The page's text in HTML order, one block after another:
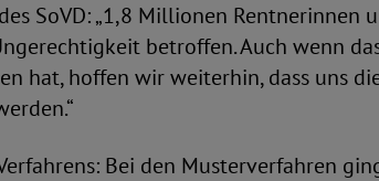
SoVD: „1,8 Millionen Rentnerinnen
betroffen. Auch wenn
hat, hoffen wir weiterhin, dass uns
Bei den Musterverfahren